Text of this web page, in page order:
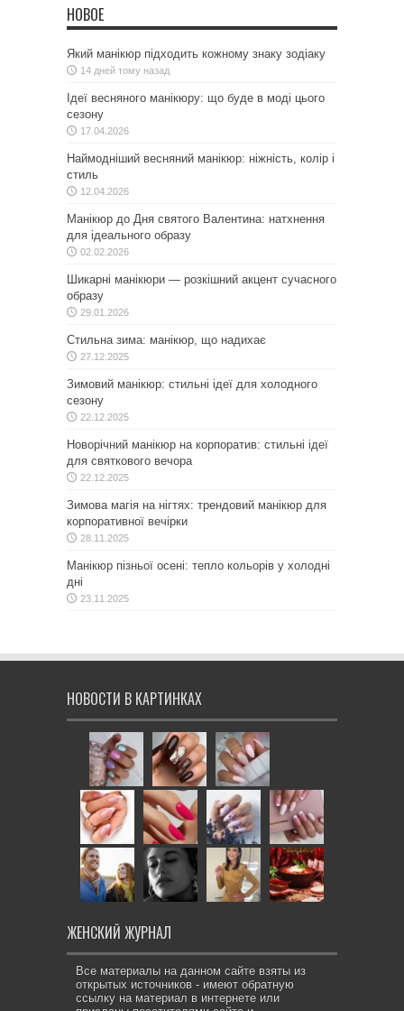
НОВОЕ
Який манікюр підходить кожному знаку зодіаку
14 дней тому назад
Ідеї весняного манікюру: що буде в моді цього
сезону
17.04.2026
Наймодніший весняний манікюр: ніжність, колір і
стиль
12.04.2026
Манікюр до Дня святого Валентина: натхнення
для ідеального образу
02.02.2026
Шикарні манікюри — розкішний акцент сучасного
образу
29.01.2026
Стильна зима: манікюр, що надихає
27.12.2025
Зимовий манікюр: стильні ідеї для холодного
сезону
22.12.2025
Новорічний манікюр на корпоратив: стильні ідеї
для святкового вечора
22.12.2025
Зимова магія на нігтях: трендовий манікюр для
корпоративної вечірки
28.11.2025
Манікюр пізньої осені: тепло кольорів у холодні
дні
23.11.2025
НОВОСТИ В КАРТИНКАХ
ЖЕНСКИЙ ЖУРНАЛ
Все материалы на данном сайте взяты из
открытых источников - имеют обратную
ссылку на материал в интернете или